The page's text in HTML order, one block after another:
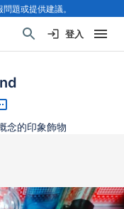
題或提供建議。
登入
念的印象飾物